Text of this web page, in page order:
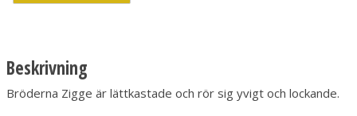
Beskrivning
Bröderna Zigge är lättkastade och rör sig yvigt och lockande.